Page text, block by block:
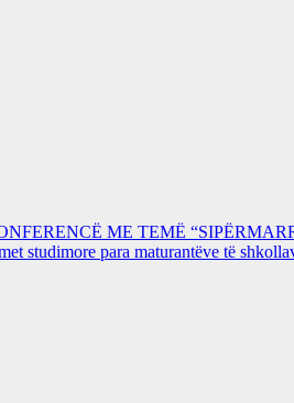
ME TEMË
studimore para maturantëve të